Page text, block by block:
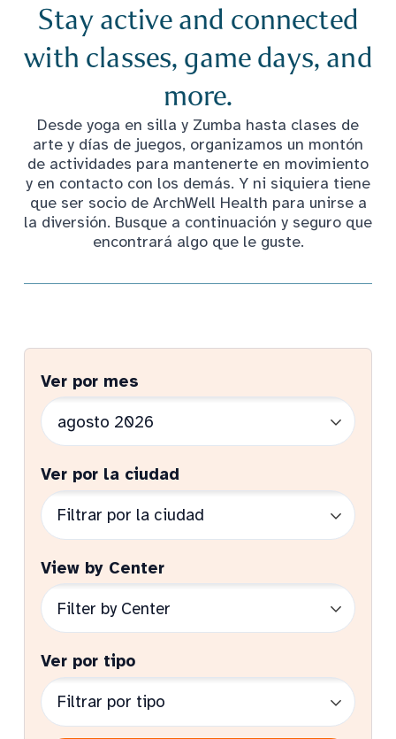
Stay active and connected
with classes, game days, and
more.
Desde yoga en silla y Zumba hasta clases de
arte y días de juegos, organizamos un montón
de actividades para mantenerte en movimiento
y en contacto con los demás. Y ni siquiera tiene
que ser socio de ArchWell Health para unirse a
la diversión. Busque a continuación y seguro que
encontrará algo que le guste.
Ver por mes
Ver por la ciudad
View by Center
Ver por tipo